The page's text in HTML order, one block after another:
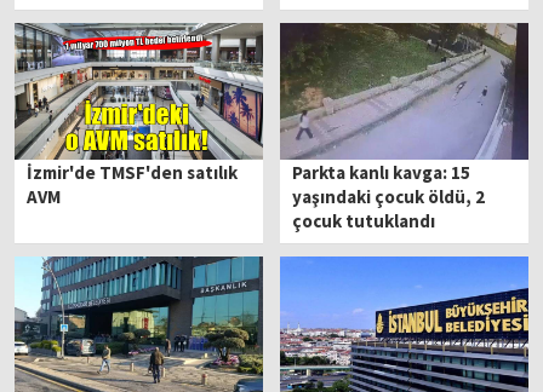
İzmir'de TMSF'den satılık
AVM
Parkta kanlı kavga: 15
yaşındaki çocuk öldü, 2
çocuk tutuklandı